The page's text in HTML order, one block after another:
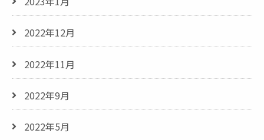
2022年12月
2022年11月
2022年9月
2022年5月